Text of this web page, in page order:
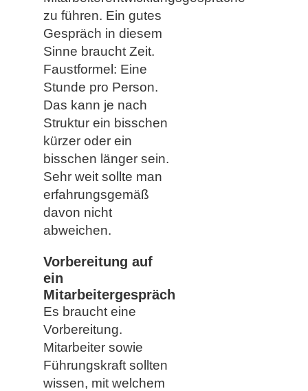
zu führen. Ein gutes
Gespräch in diesem
Sinne braucht Zeit.
Faustformel: Eine
Stunde pro Person.
Das kann je nach
Struktur ein bisschen
kürzer oder ein
bisschen länger sein.
Sehr weit sollte man
erfahrungsgemäß
davon nicht
abweichen.
Vorbereitung auf
ein
Mitarbeitergespräch
Es braucht eine
Vorbereitung.
Mitarbeiter sowie
Führungskraft sollten
wissen, mit welchem